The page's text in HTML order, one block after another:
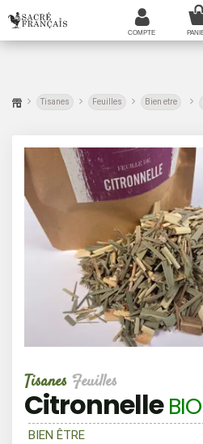
Tisanes Feuilles Bien etre
Tisanes Feuilles
CitronnelleBIO
BIEN ÊTRE